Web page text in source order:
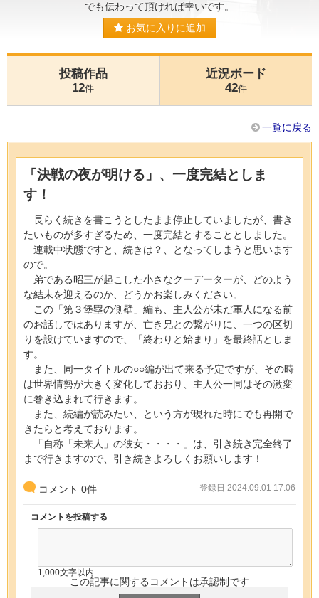
でも伝わって頂ければ幸いです。
お気に入りに追加
投稿作品
12件
近況ボード
42件
一覧に戻る
「決戦の夜が明ける」、一度完結としま
す！
長らく続きを書こうとしたまま停止していましたが、書き
たいものが多すぎるため、一度完結とすることとしました。
連載中状態ですと、続きは？、となってしまうと思います
ので。
弟である昭三が起こした小さなクーデーターが、どのよう
な結末を迎えるのか、どうかお楽しみください。
この「第３堡塁の側壁」編も、主人公が未だ軍人になる前
のお話しではありますが、亡き兄との繋がりに、一つの区切
りを設けていますので、「終わりと始まり」を最終話としま
す。
また、同一タイトルの○○編が出て来る予定ですが、その時
は世界情勢が大きく変化しておおり、主人公一同はその激変
に巻き込まれて行きます。
また、続編が読みたい、という方が現れた時にでも再開で
きたらと考えております。
「自称「未来人」の彼女・・・・」は、引き続き完全終了
まで行きますので、引き続きよろしくお願いします！
コメント 0件 登録日 2024.09.01 17:06
コメントを投稿する
1,000文字以内
この記事に関するコメントは承認制です